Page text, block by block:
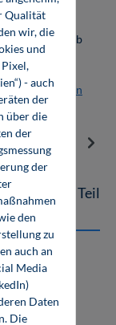
ab
dürfen
nicht weiter
Firmenlizenzen
fertigen Teil
Qualität
wir, die
und
- auch
der
über die
der
der
den
zu
auch an
Media
Daten
Die